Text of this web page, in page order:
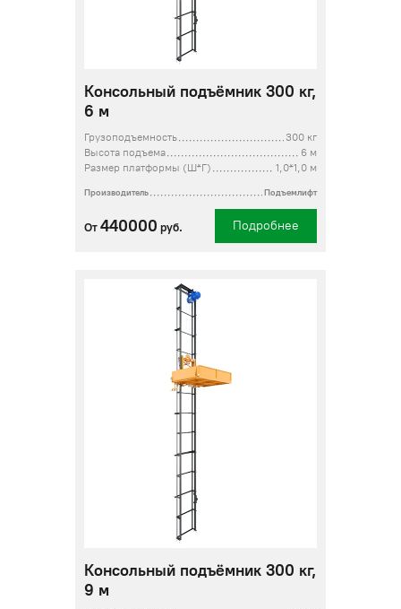
Консольный подъёмник 300 кг,
6 м
Грузоподъемность
300 кг
Высота подъема
6 м
Размер платформы (Ш*Г)
1,0*1,0 м
Производитель Подъемлифт
От 440000 руб. Подробнее
Консольный подъёмник 300 кг,
9 м